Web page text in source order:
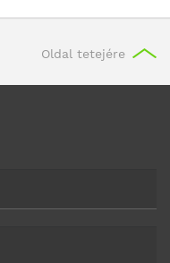
Oldal tetejére